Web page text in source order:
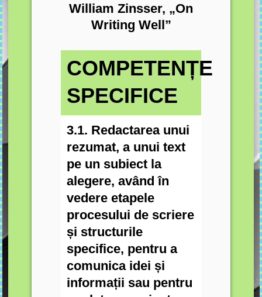
William Zinsser, „On
Writing Well”
COMPETENȚE
SPECIFICE
3.1. Redactarea unui
rezumat, a unui text
pe un subiect la
alegere, având în
vedere etapele
procesului de scriere
și structurile
specifice, pentru a
comunica idei și
informații sau pentru